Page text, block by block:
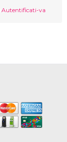
Autentificati-va